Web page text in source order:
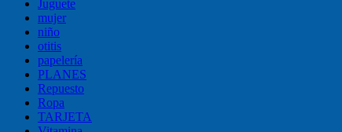
Juguete
mujer
niño
otitis
papelería
PLANES
Repuesto
Ropa
TARJETA